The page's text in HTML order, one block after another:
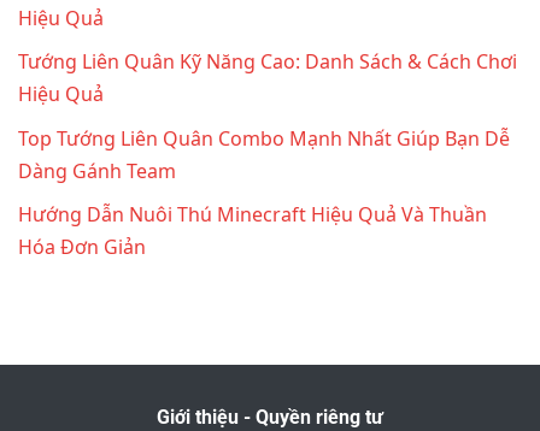
Hiệu Quả
Tướng Liên Quân Kỹ Năng Cao: Danh Sách & Cách Chơi
Hiệu Quả
Top Tướng Liên Quân Combo Mạnh Nhất Giúp Bạn Dễ
Dàng Gánh Team
Hướng Dẫn Nuôi Thú Minecraft Hiệu Quả Và Thuần
Hóa Đơn Giản
Giới thiệu - Quyền riêng tư